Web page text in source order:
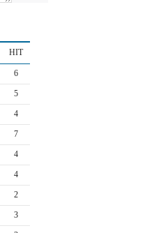
HIT
6
5
4
7
4
4
2
3